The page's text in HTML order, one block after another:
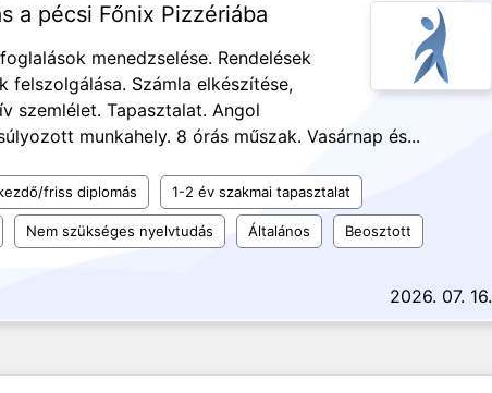
a pécsi Főnix Pizzériába
menedzselése. Rendelések
felszolgálása. Számla elkészítése,
szemlélet. Tapasztalat. Angol
munkahely. 8 órás műszak. Vasárnap és...
friss diplomás 1-2 év szakmai tapasztalat
Nem szükséges nyelvtudás Általános Beosztott
2026. 07. 16.